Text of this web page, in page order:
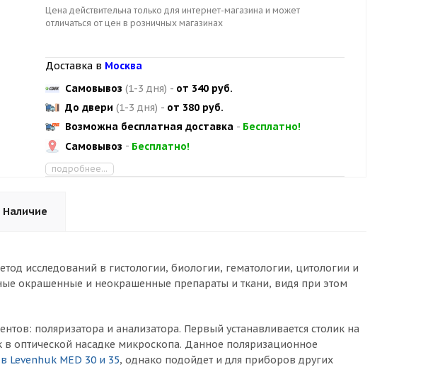
Цена действительна только для интернет-магазина и может
отличаться от цен в розничных магазинах
Доставка в Москва
Самовывоз (1-3 дня) - от 340 руб.
До двери (1-3 дня) - от 380 руб.
Возможна бесплатная доставка - Бесплатно!
Самовывоз - Бесплатно!
подробнее...
Наличие
исследований в гистологии, биологии, гематологии, цитологии и
окрашенные и неокрашенные препараты и ткани, видя при этом
поляризатора и анализатора. Первый устанавливается столик на
оптической насадке микроскопа. Данное поляризационное
Levenhuk MED 30 и 35, однако подойдет и для приборов других